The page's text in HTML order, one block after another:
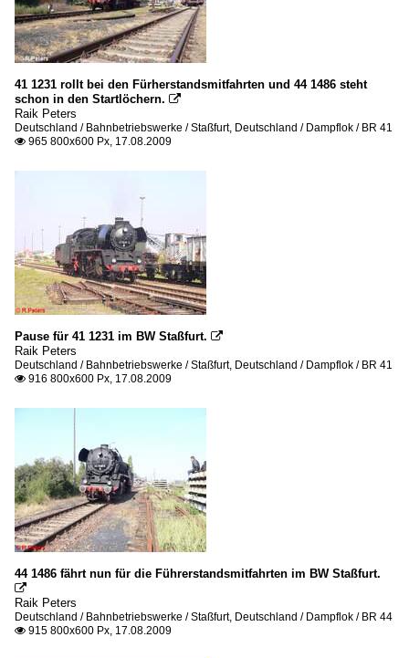
41 1231 rollt bei den Fürherstandsmitfahrten und 44 1486 steht
schon in den Startlöchern. 
Raik Peters
Deutschland / Bahnbetriebswerke / Staßfurt, Deutschland / Dampflok / BR 41
 965 800x600 Px, 17.08.2009
Pause für 41 1231 im BW Staßfurt. 
Raik Peters
Deutschland / Bahnbetriebswerke / Staßfurt, Deutschland / Dampflok / BR 41
 916 800x600 Px, 17.08.2009
44 1486 fährt nun für die Führerstandsmitfahrten im BW Staßfurt.

Raik Peters
Deutschland / Bahnbetriebswerke / Staßfurt, Deutschland / Dampflok / BR 44
 915 800x600 Px, 17.08.2009